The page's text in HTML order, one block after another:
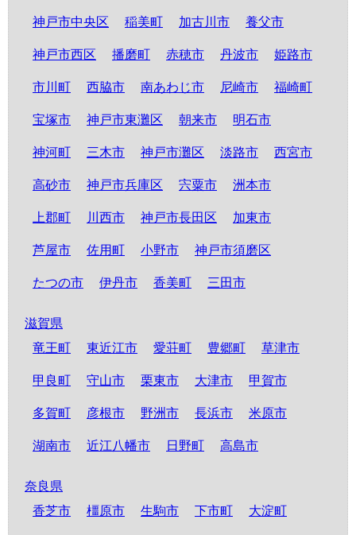
神戸市中央区 稲美町 加古川市 養父市
神戸市西区 播磨町 赤穂市 丹波市 姫路市
市川町 西脇市 南あわじ市 尼崎市 福崎町
宝塚市 神戸市東灘区 朝来市 明石市
神河町 三木市 神戸市灘区 淡路市 西宮市
高砂市 神戸市兵庫区 宍粟市 洲本市
上郡町 川西市 神戸市長田区 加東市
芦屋市 佐用町 小野市 神戸市須磨区
たつの市 伊丹市 香美町 三田市
滋賀県
竜王町
東近江市 愛荘町 豊郷町 草津市
甲良町 守山市 栗東市 大津市 甲賀市
多賀町 彦根市 野洲市 長浜市 米原市
湖南市 近江八幡市 日野町 高島市
奈良県
香芝市
橿原市 生駒市 下市町 大淀町